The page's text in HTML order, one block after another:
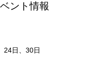
ント情報
24日、30日